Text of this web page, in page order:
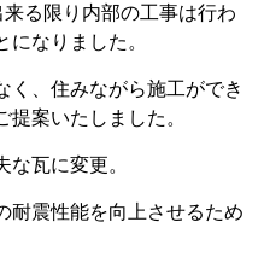
る限り内部の工事は行わ
なりました。
く、住みながら施工ができ
案いたしました。
な瓦に変更。
耐震性能を向上させるため